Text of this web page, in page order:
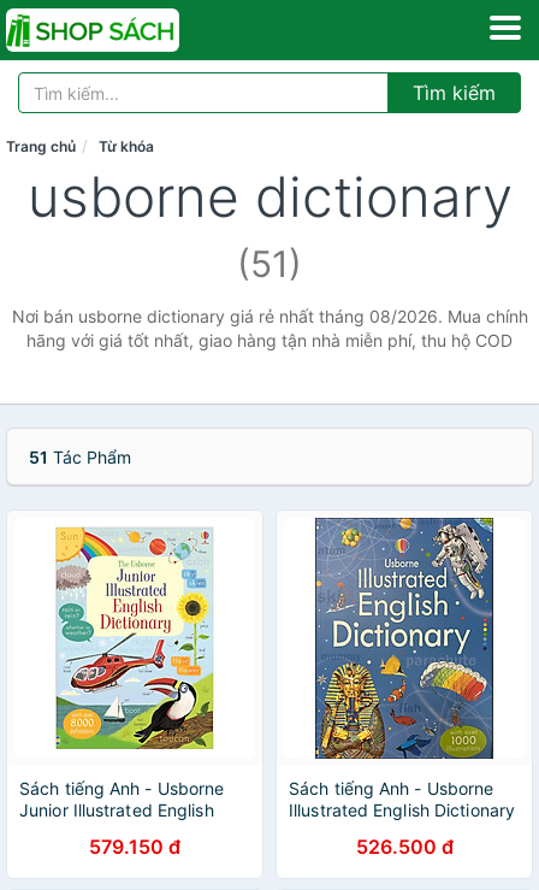
Tìm kiếm
Trang chủ Từ khóa
usborne dictionary
(51)
Nơi bán usborne dictionary giá rẻ nhất tháng 08/2026. Mua chính
hãng với giá tốt nhất, giao hàng tận nhà miễn phí, thu hộ COD
51 Tác Phẩm
Sách tiếng Anh - Usborne
Junior Illustrated English
579.150 đ
Sách tiếng Anh - Usborne
Illustrated English Dictionary
Illustrations)526.500 đ